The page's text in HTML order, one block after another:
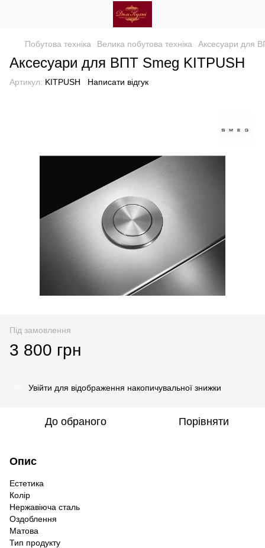
Побутова техніка Велика побутова техніка Аксесуари для
Аксесуари для ВПТ Smeg KITPUSH
Артикул: KITPUSH Написати відгук
Під замовлення
3 800 грн
Увійти для відображення накопичувальної знижки
До обраного Порівняти
Опис
Естетика
Колір
Нержавіюча сталь
Оздоблення
Матова
Тип продукту